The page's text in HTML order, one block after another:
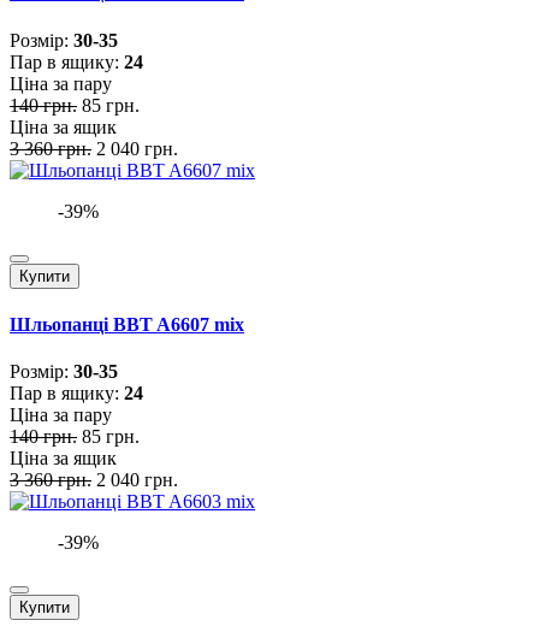
Розмiр: 30-35
Пар в ящику: 24
Ціна за пару
140 грн. 85 грн.
Ціна за ящик
3 360 грн. 2 040 грн.
-39%
Купити
Шльопанці BBT A6607 mix
Розмiр: 30-35
Пар в ящику: 24
Ціна за пару
140 грн. 85 грн.
Ціна за ящик
3 360 грн. 2 040 грн.
-39%
Купити